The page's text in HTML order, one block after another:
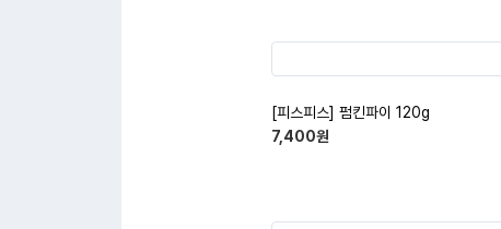
[피스피스] 펌킨파이 120g
7,400원